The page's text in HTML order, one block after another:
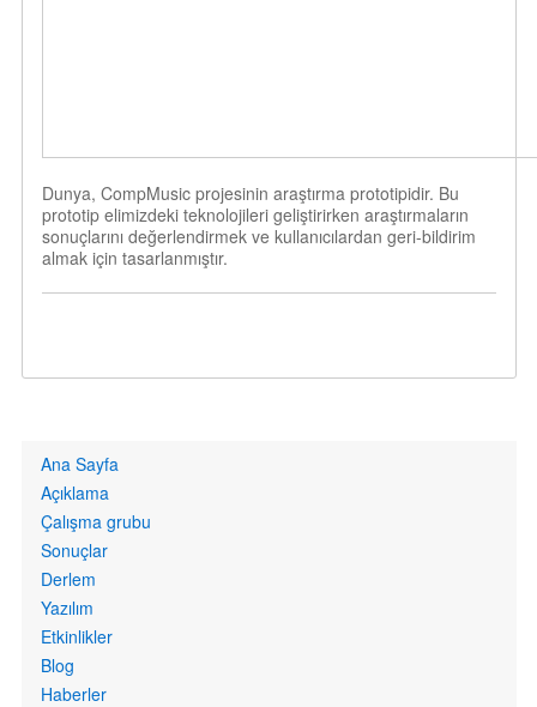
Dunya, CompMusic projesinin araştırma prototipidir. Bu
prototip elimizdeki teknolojileri geliştirirken araştırmaların
sonuçlarını değerlendirmek ve kullanıcılardan geri-bildirim
almak için tasarlanmıştır.
Primary
links
Ana Sayfa
Açıklama
Çalışma grubu
Sonuçlar
Derlem
Yazılım
Etkinlikler
Blog
Haberler